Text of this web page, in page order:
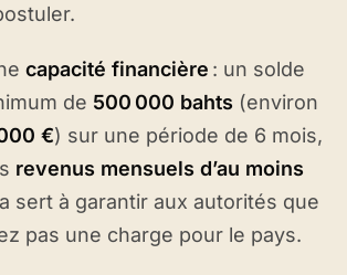
capacité financière : un solde
de 500 000 bahts (environ
€) sur une période de 6 mois,
revenus mensuels d’au moins
sert à garantir aux autorités que
pas une charge pour le pays.